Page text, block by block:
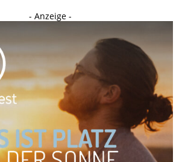
- Anzeige -